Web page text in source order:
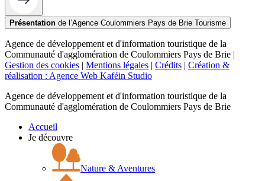
Présentation de l’Agence Coulommiers Pays de Brie Tourisme
Agence de développement et d'information touristique de la
Communauté d'agglomération de Coulommiers Pays de Brie |
Gestion des cookies
Mentions légales Crédits
Création &
réalisation : Agence Web Kaféin Studio
Agence de développement et d'information touristique de la
Communauté d'agglomération de Coulommiers Pays de Brie
Accueil
Je découvre
Nature & Aventures